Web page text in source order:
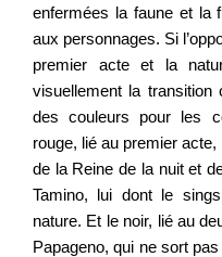
enfermées la faune et la
aux personnages. Si
premier acte et la
visuellement la transition
des couleurs pour les
rouge, lié au premier
de la Reine de la nuit et
Tamino, lui dont le
nature. Et le noir, lié au
Papageno, qui ne sort